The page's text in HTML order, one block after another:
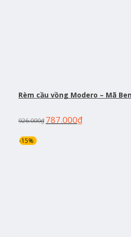
Rèm cầu vồng Modero – Mã
926.000₫ 787.000₫
-15%